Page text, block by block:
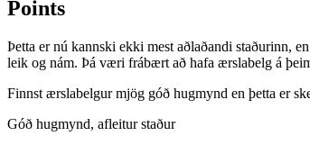
Points
Þetta er nú kannski ekki mest aðlaðandi staðurinn,
leik og nám. Þá væri frábært að hafa ærslabelg á
Finnst ærslabelgur mjög góð hugmynd en þetta er
Góð hugmynd, afleitur staður